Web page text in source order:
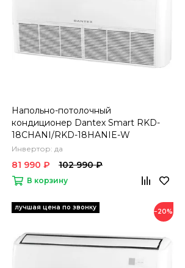
Напольно-потолочный
кондиционер Dantex Smart RKD-
18CHANI/RKD-18HANIE-W
Инвертор: да
81 990 ₽ 102 990 ₽
В корзину
−20%